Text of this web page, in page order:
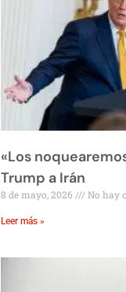
«Los
Trump a Irán
8 de mayo, 2026 No hay
Leer más »